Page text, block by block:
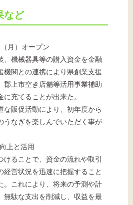
など
月）オープン
、機械器具等の購入資金を金融
機関との連携により県創業支援
郡上市空き店舗等活用事業補助
充てることが出来た。
な販促活動により、初年度から
うなぎを楽しんでいただく事が
上と活用
けることで、資金の流れや取引
経営状況を迅速に把握すること
。これにより、将来の予測や計
無駄な支出を削減し、収益を最